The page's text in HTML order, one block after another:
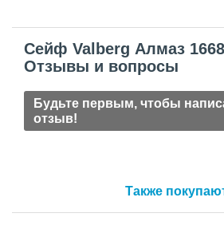
Сейф Valberg Алмаз
Отзывы и вопросы
Будьте первым, чтобы
отзыв!
Также